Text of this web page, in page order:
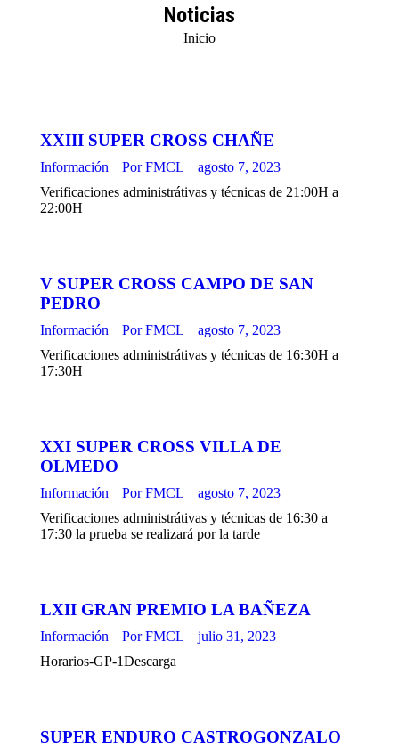
Noticias
Estás aquí:
Inicio
XXIII SUPER CROSS CHAÑE
Información PorFMCL
agosto 7, 2023
Verificaciones administrátivas y técnicas de 21:00H a
22:00H
V SUPER CROSS CAMPO DE SAN
PEDRO
Información PorFMCL
agosto 7, 2023
Verificaciones administrátivas y técnicas de 16:30H a
17:30H
XXI SUPER CROSS VILLA DE
OLMEDO
Información PorFMCL
agosto 7, 2023
Verificaciones administrátivas y técnicas de 16:30 a
17:30 la prueba se realizará por la tarde
LXII GRAN PREMIO LA BAÑEZA
Información PorFMCL
julio 31, 2023
Horarios-GP-1Descarga
SUPER ENDURO CASTROGONZALO